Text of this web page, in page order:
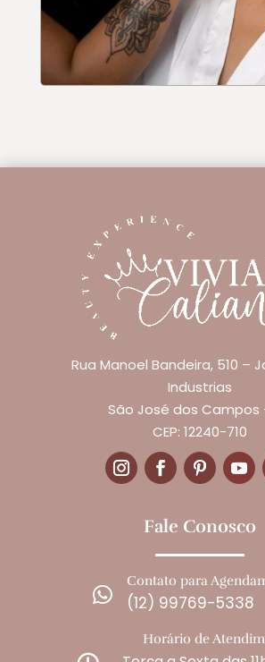
Rua Manoel Bandeira, 510 –
Industrias
São José dos Campos
CEP: 12240-710
Fale Conosco

Contato para
(12) 99769-5338
Horário de